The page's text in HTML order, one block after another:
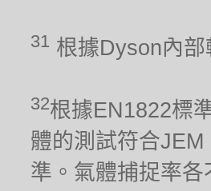
31 根據Dyson內部
32根據EN1822標
體的測試符合
準。氣體捕捉率各